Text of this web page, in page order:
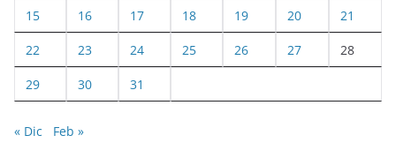
15 16 17 18 19 20 21
22 23 24 25 26 27 28
29 30 31
« Dic Feb »